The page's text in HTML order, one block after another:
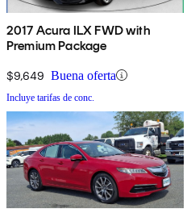
2017 Acura ILX FWD with
Premium Package
$9,649 Buena oferta
Incluye tarifas de conc.